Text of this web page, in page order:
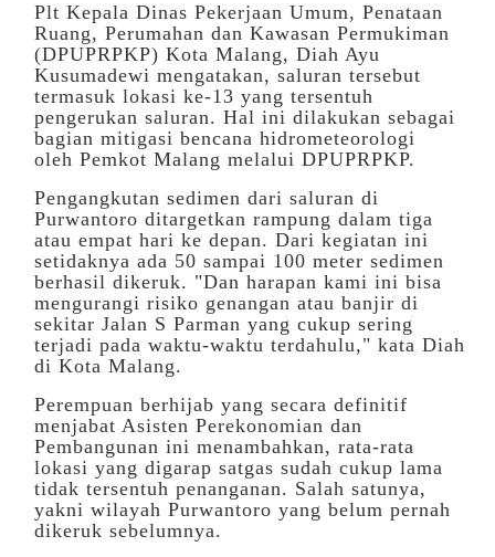
Plt Kepala Dinas Pekerjaan Umum, Penataan
Ruang, Perumahan dan Kawasan Permukiman
(DPUPRPKP) Kota Malang, Diah Ayu
Kusumadewi mengatakan, saluran tersebut
termasuk lokasi ke-13 yang tersentuh
pengerukan saluran. Hal ini dilakukan sebagai
bagian mitigasi bencana hidrometeorologi
oleh Pemkot Malang melalui DPUPRPKP.
Pengangkutan sedimen dari saluran di
Purwantoro ditargetkan rampung dalam tiga
atau empat hari ke depan. Dari kegiatan ini
setidaknya ada 50 sampai 100 meter sedimen
berhasil dikeruk. "Dan harapan kami ini bisa
mengurangi risiko genangan atau banjir di
sekitar Jalan S Parman yang cukup sering
terjadi pada waktu-waktu terdahulu," kata Diah
di Kota Malang.
Perempuan berhijab yang secara definitif
menjabat Asisten Perekonomian dan
Pembangunan ini menambahkan, rata-rata
lokasi yang digarap satgas sudah cukup lama
tidak tersentuh penanganan. Salah satunya,
yakni wilayah Purwantoro yang belum pernah
dikeruk sebelumnya.